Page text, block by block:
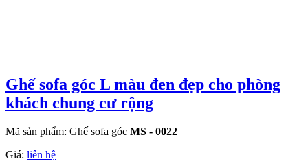
Ghế sofa góc L màu đen đẹp cho phòng
khách chung cư rộng
Mã sản phẩm: Ghế sofa góc MS - 0022
Giá: liên hệ